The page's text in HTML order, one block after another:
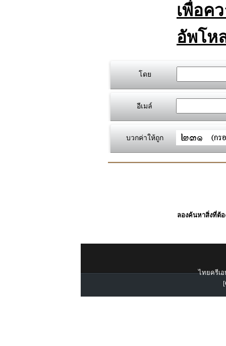
เพื่อค
อัพโห
โดย
อีเมล์
บวกค่าให้ถูก
ลองค้นหาสิ่งที่ต้อ
ไทยครีเอ
[